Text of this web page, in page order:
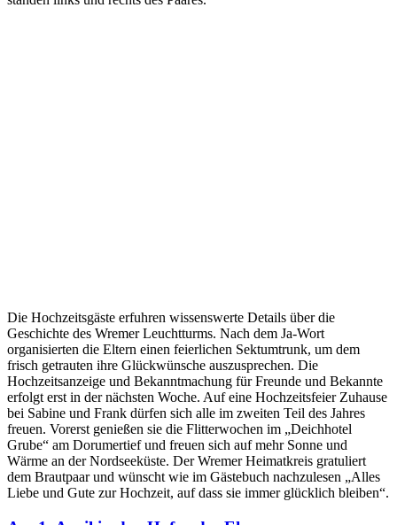
Die Hochzeitsgäste erfuhren wissenswerte Details über die
Geschichte des Wremer Leuchtturms. Nach dem Ja-Wort
organisierten die Eltern einen feierlichen Sektumtrunk, um dem
frisch getrauten ihre Glückwünsche auszusprechen. Die
Hochzeitsanzeige und Bekanntmachung für Freunde und Bekannte
erfolgt erst in der nächsten Woche. Auf eine Hochzeitsfeier Zuhause
bei Sabine und Frank dürfen sich alle im zweiten Teil des Jahres
freuen. Vorerst genießen sie die Flitterwochen im „Deichhotel
Grube“ am Dorumertief und freuen sich auf mehr Sonne und
Wärme an der Nordseeküste. Der Wremer Heimatkreis gratuliert
dem Brautpaar und wünscht wie im Gästebuch nachzulesen „Alles
Liebe und Gute zur Hochzeit, auf dass sie immer glücklich bleiben“.